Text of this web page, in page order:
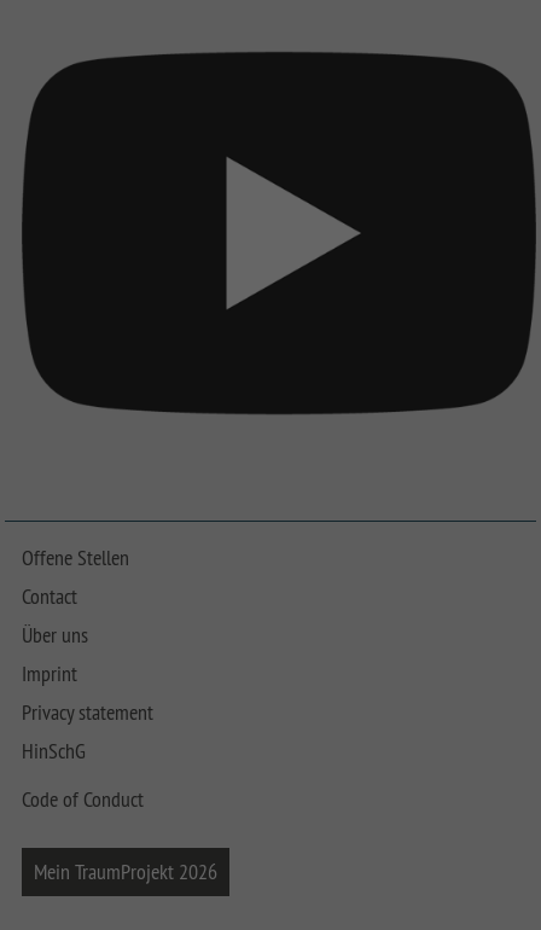
Offene Stellen
Contact
Über uns
Imprint
Privacy statement
HinSchG
Code of Conduct
Mein TraumProjekt 2026